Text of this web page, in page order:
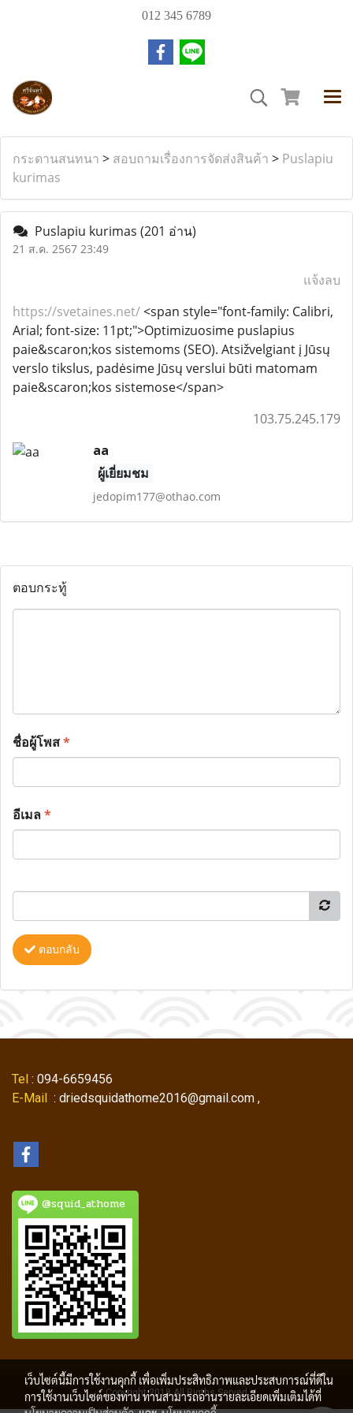
012 345 6789
กระดานสนทนา > สอบถามเรื่องการจัดส่งสินค้า > Puslapiu
kurimas
Puslapiu kurimas (201 อ่าน)
21 ส.ค. 2567 23:49
แจ้งลบ
https://svetaines.net/<span style="font-family: Calibri,
Arial; font-size: 11pt;">Optimizuosime puslapius
paie&scaron;kos sistemoms (SEO). Atsižvelgiant į Jūsų
verslo tikslus, padėsime Jūsų verslui būti matomam
paie&scaron;kos sistemose</span>
103.75.245.179
aa
ผู้เยี่ยมชม
jedopim177@othao.com
ตอบกระทู้
ชื่อผู้โพส*
อีเมล*
ตอบกลับ
Tel : 094-6659456
E-Mail : driedsquidathome2016@gmail.com ,
@squid_athome
Copyright 2018 All Rigths Served
เว็บไซต์นี้มีการใช้งานคุกกี้ เพื่อเพิ่มประสิทธิภาพและประสบการณ์ที่ดีใน
การใช้งานเว็บไซต์ของท่าน ท่านสามารถอ่านรายละเอียดเพิ่มเติมได้ที่